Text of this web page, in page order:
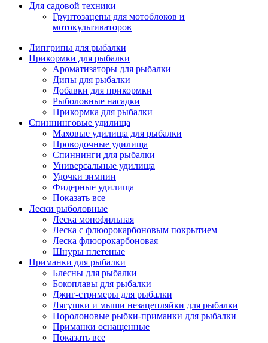
Для садовой техники
Грунтозацепы для мотоблоков и
мотокультиваторов
Липгрипы для рыбалки
Прикормки для рыбалки
Ароматизаторы для рыбалки
Дипы для рыбалки
Добавки для прикормки
Рыболовные насадки
Прикормка для рыбалки
Спиннинговые удилища
Маховые удилища для рыбалки
Проводочные удилища
Спиннинги для рыбалки
Универсальные удилища
Удочки зимнии
Фидерные удилища
Показать все
Лески рыболовные
Леска монофильная
Леска с флюорокарбоновым покрытием
Леска флюорокарбоновая
Шнуры плетеные
Приманки для рыбалки
Блесны для рыбалки
Бокоплавы для рыбалки
Джиг-стримеры для рыбалки
Лягушки и мыши незацепляйки для рыбалки
Поролоновые рыбки-приманки для рыбалки
Приманки оснащенные
Показать все